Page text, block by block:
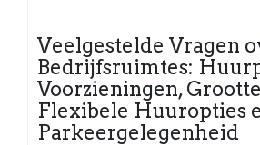
Veelgestelde Vragen
Bedrijfsruimtes:
Voorzieningen,
Flexibele Huuropties
Parkeergelegenheid